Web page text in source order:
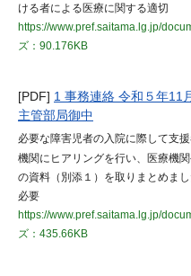
ける者による医療に関する適切
https://www.pref.saitama.lg.jp/
ズ：90.176KB
[PDF] 1 事務連絡 令和５年11
主管部局御中
必要な障害児者の入院に際して支
機関にヒアリングを行い、医療機
の資料（別添１）を取りまとめま
必要
https://www.pref.saitama.lg.jp/
ズ：435.66KB